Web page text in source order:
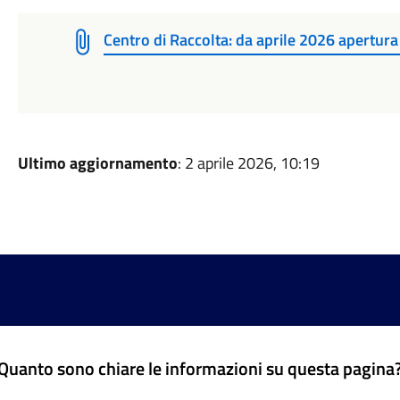
Centro di Raccolta: da aprile 2026
Ultimo aggiornamento: 2 aprile 2026, 10:19
sono chiare le informazioni su questa